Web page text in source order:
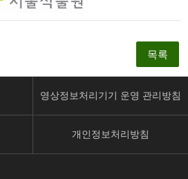
목록
영상정보처리기기 운영 관리방침
개인정보처리방침